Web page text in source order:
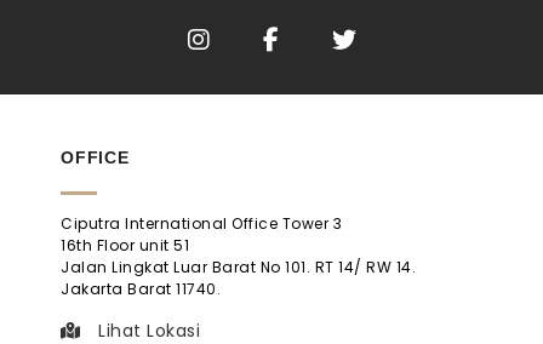
OFFICE
Ciputra International Office Tower 3
16th Floor unit 51
Jalan Lingkat Luar Barat No 101. RT 14/ RW 14.
Jakarta Barat 11740.
Lihat Lokasi